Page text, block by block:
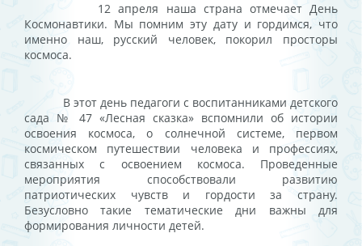
12 апреля наша страна отмечает День
Космонавтики. Мы помним эту дату и гордимся, что
именно наш, русский человек, покорил просторы
космоса.
В этот день педагоги с воспитанниками детского
сада № 47 «Лесная сказка» вспомнили об истории
освоения космоса, о солнечной системе, первом
космическом путешествии человека и профессиях,
связанных с освоением космоса. Проведенные
мероприятия способствовали развитию
патриотических чувств и гордости за страну.
Безусловно такие тематические дни важны для
формирования личности детей.